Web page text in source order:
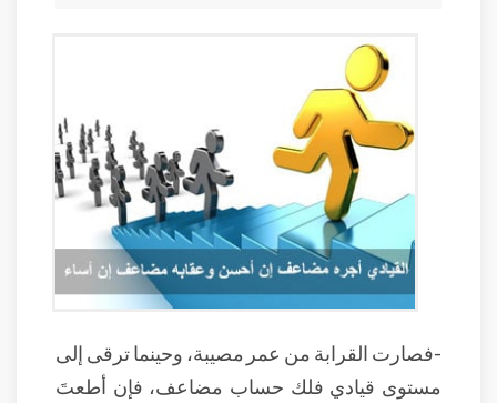
-فصارت القرابة من عمر مصيبة، وحينما ترقى إلى
مستوى قيادي فلك حساب مضاعف، فإن أطعتَ